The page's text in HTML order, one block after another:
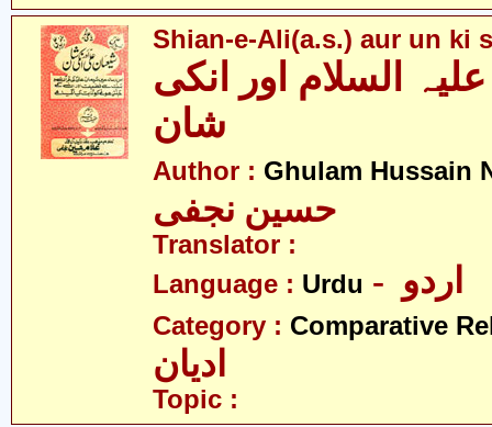
Shian-e-Ali(a.s.) aur un ki
السلام اور انکی
شان
Author : Ghulam Hussain
حسین نجفی
Translator :
Language : Urdu
Category : Comparative
ادیان
Topic :